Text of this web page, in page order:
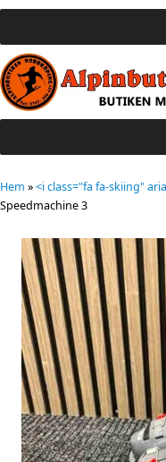
Hem »<i class="fa fa-skiing"
Speedmachine 3